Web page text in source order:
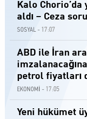
Kalo
aldı – Ceza
SOSYAL - 17:07
ABD ile İran
petrol fiyatları
EKONOMİ - 17:05
Yeni hükümet